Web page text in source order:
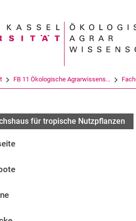
Suchbegriff
FB 11 Ökologische Agrarwissens...
für tropische Nutzpflanzen